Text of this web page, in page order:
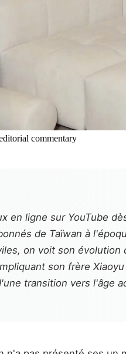
commentary
en ligne sur YouTube
de Taïwan à
on voit son
son frère
transition vers l'âge